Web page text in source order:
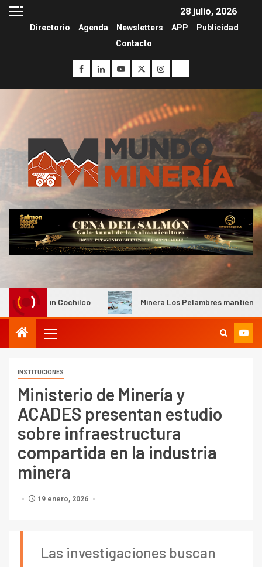
28 julio, 2026
Directorio Agenda Newsletters APP
Publicidad
Contacto
Minera Los Pelambres mantiene instalaciones
INSTITUCIONES
Ministerio de Minería y
ACADES presentan estudio
sobre infraestructura
compartida en la industria
minera
19 enero, 2026
Las investigaciones buscan